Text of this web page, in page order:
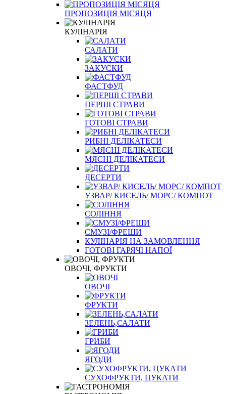
ПРОПОЗИЦІЯ МІСЯЦЯ
КУЛІНАРІЯ
САЛАТИ
ЗАКУСКИ
ФАСТФУД
ПЕРШІ СТРАВИ
ГОТОВІ СТРАВИ
РИБНІ ДЕЛІКАТЕСИ
МЯСНІ ДЕЛІКАТЕСИ
ДЕСЕРТИ
УЗВАР/ КИСЕЛЬ/ МОРС/ КОМПОТ
СОЛІННЯ
СМУЗІ/ФРЕШИ
КУЛІНАРІЯ НА ЗАМОВЛЕННЯ
ГОТОВІ ГАРЯЧІ НАПОЇ
ОВОЧІ, ФРУКТИ
ОВОЧІ
ФРУКТИ
ЗЕЛЕНЬ,САЛАТИ
ГРИБИ
ЯГОДИ
СУХОФРУКТИ, ЦУКАТИ